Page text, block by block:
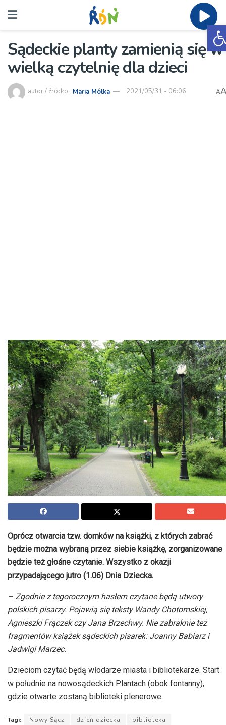
Sądeckie planty zamienią się w
wielką czytelnię dla dzieci
autor / źródło: Maria Mółka 2021/05/31 - 06:06 A
Oprócz otwarcia tzw. domków na książki, z których zabrać
będzie można wybraną przez siebie książkę, zorganizowane
będzie też głośne czytanie. Wszystko z okazji
przypadającego jutro (1.06) Dnia Dziecka.
– Zgodnie z tegorocznym hasłem czytane będą utwory
polskich pisarzy. Pojawią się teksty Wandy Chotomskiej,
Agnieszki Frączek czy Jana Brzechwy. Nie zabraknie też
fragmentów książek sądeckich pisarek: Joanny Babiarz i
Jadwigi Marzec.
Dzieciom czytać będą włodarze miasta i bibliotekarze. Start
w południe na nowosądeckich Plantach (obok fontanny),
gdzie otwarte zostaną biblioteki plenerowe.
Tagi: Nowy Sącz dzień dziecka
biblioteka